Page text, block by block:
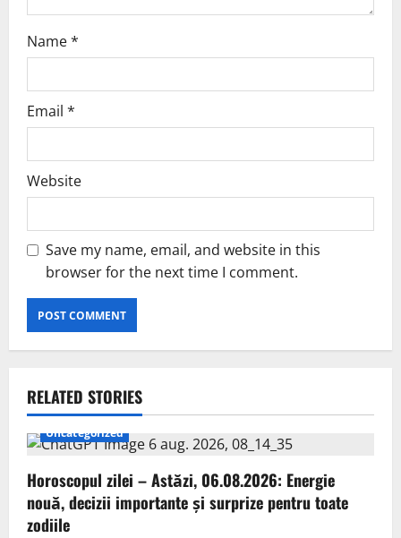
Name*
Email *
Website
Save my name, email, and website in this
browser for the next time I comment.
RELATED STORIES
Uncategorized
Horoscopul zilei – Astăzi, 06.08.2026: Energie
nouă, decizii importante și surprize pentru toate
zodiile